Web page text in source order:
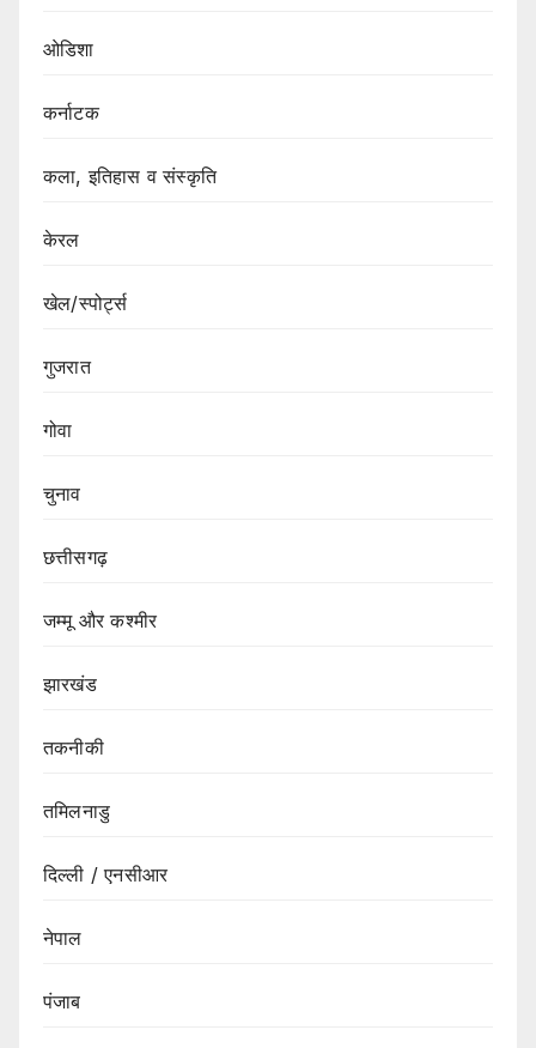
ओडिशा
कर्नाटक
कला, इतिहास व संस्कृति
केरल
खेल/स्पोर्ट्स
गुजरात
गोवा
चुनाव
छत्तीसगढ़
जम्मू और कश्मीर
झारखंड
तकनीकी
तमिलनाडु
दिल्ली / एनसीआर
नेपाल
पंजाब